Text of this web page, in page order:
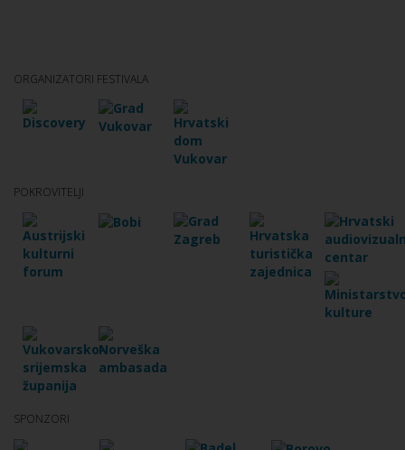
ORGANIZATORI FESTIVALA
POKROVITELJI
SPONZORI